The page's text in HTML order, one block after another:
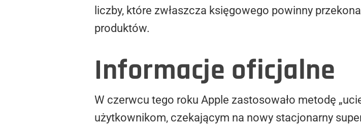
liczby, które zwłaszcza księgowego powinny
produktów.
Informacje oficjalne
W czerwcu tego roku Apple zastosowało metodę
użytkownikom, czekającym na nowy stacjonarny